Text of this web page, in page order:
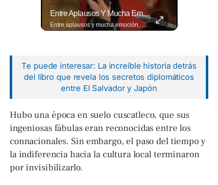
Entre Aplausos Y Mucha Emoción, Marito Rivera Llegó A La Celebración De Sus “55 Años De Gala”, Una Noche Especial Para Recordar Su Trayectoria Y...
Entre aplausos y mucha emoción, Marito Rivera llegó a la celebración de sus “55 años de Gala”, una noche especial para recordar su trayectoria y los éxitos que han marcado generaciones. Así fue el recibimiento del ícono de la música tropical salvadoreña. Lee más ➡️ eldiariodehoy.com
Te puede interesar: La increíble historia detrás
del libro que revela los secretos diplomáticos
entre El Salvador y Japón
Hubo una época en suelo cuscatleco, que sus
ingeniosas fábulas eran reconocidas entre los
connacionales. Sin embargo, el paso del tiempo y
la indiferencia hacia la cultura local terminaron
por invisibilizarlo.